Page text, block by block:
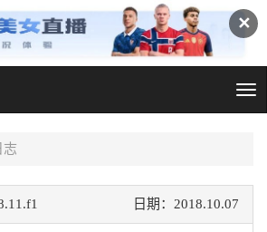
✕
志
日期：2018.10.07